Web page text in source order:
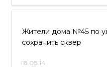
Жители дома №45 по
сохранить сквер
18.08.14